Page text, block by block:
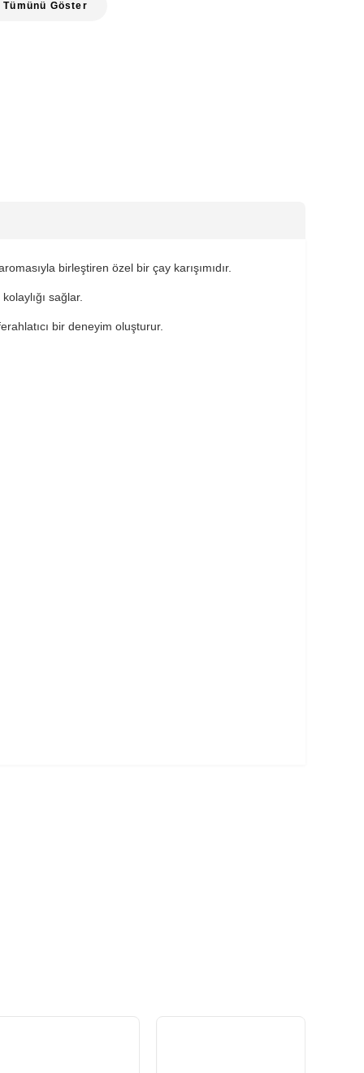
Tümünü Göster
birleştiren özel bir çay karışımıdır.
sağlar.
bir deneyim oluşturur.